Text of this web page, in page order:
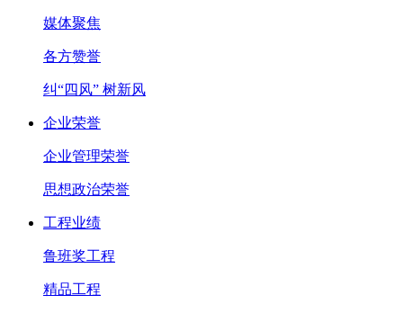
媒体聚焦
各方赞誉
纠“四风” 树新风
企业荣誉
企业管理荣誉
思想政治荣誉
工程业绩
鲁班奖工程
精品工程